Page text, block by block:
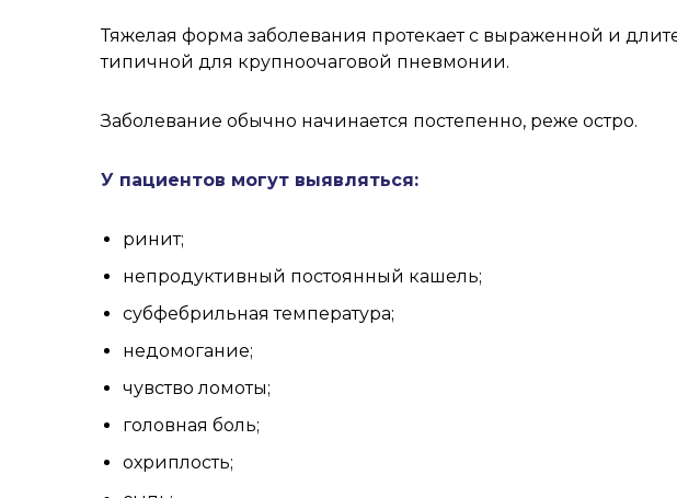
Тяжелая форма заболевания протекает с выраженной и
типичной для крупноочаговой пневмонии.
Заболевание обычно начинается постепенно, реже остро.
У пациентов могут выявляться:
ринит;
непродуктивный постоянный кашель;
субфебрильная температура;
недомогание;
чувство ломоты;
головная боль;
охриплость;